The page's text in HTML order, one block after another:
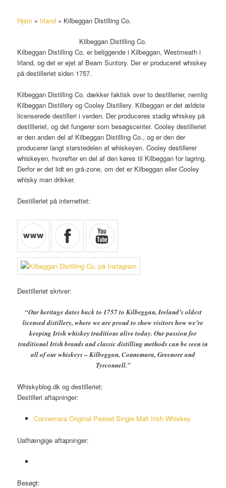
Hjem » Irland » Kilbeggan Distilling Co.
Kilbeggan Distilling Co.
Kilbeggan Distilling Co. er beliggende i Kilbeggan, Westmeath i
Irland, og det er ejet af Beam Suntory. Der er produceret whiskey
på destilleriet siden 1757.
Kilbeggan Distilling Co. dækker faktisk over to destillerier, nemlig
Kilbeggan Distillery og Cooley Distillery. Kilbeggan er det ældste
licenserede destilleri i verden. Der produceres stadig whiskey på
destilleriet, og det fungerer som besøgscenter. Cooley destilleriet
er den anden del af Kilbeggan Distilling Co., og er den der
producerer langt størstedelen af whiskeyen. Cooley destillerer
whiskeyen, hvorefter en del af den køres til Kilbeggan for lagring.
Derfor er det lidt en grå-zone, om det er Kilbeggan eller Cooley
whisky man drikker.
Destilleriet på internettet:
Destilleriet skriver:
“Our heritage dates back to 1757 to Kilbeggan, Ireland’s oldest
licensed distillery, where we are proud to show visitors how we’re
keeping Irish whiskey traditions alive today. Our passion for
traditional Irish brands and classic distilling methods can be seen in
all of our whiskeys – Kilbeggan, Connemara, Greenore and
Tyrconnell.”
Whiskyblog.dk og destilleriet:
Destilleri aftapninger:
Connemara Original Peated Single Malt Irish Whiskey
Uafhængige aftapninger:
Besøgt: